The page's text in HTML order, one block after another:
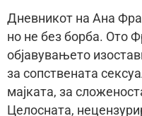
Дневникот на Ана
но не без борба. Отo
објавувањето
за сопствената
мајката, за
Целосната,